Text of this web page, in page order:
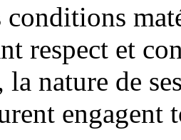
conditions
respect et
nature de
engagent